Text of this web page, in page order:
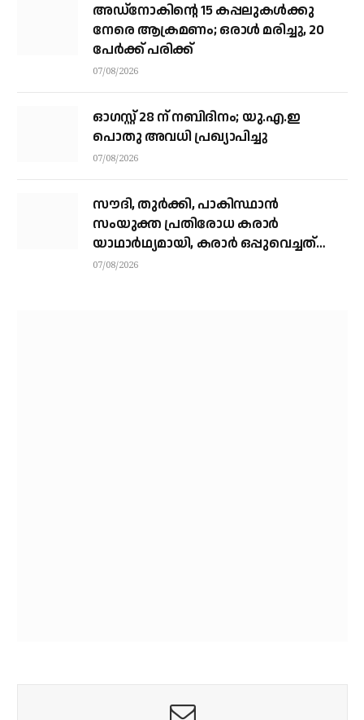
അഡ്നോകിന്റെ 15 കപ്പലുകള്‍ക്കു
നേരെ ആക്രമണം; ഒരാള്‍ മരിച്ചു, 20
പേര്‍ക്ക് പരിക്ക്
07/08/2026
ഓഗസ്റ്റ് 28 ന് നബിദിനം; യു.എ.ഇ
പൊതു അവധി പ്രഖ്യാപിച്ചു
07/08/2026
സൗദി, തുര്‍ക്കി, പാകിസ്ഥാന്‍
സംയുക്ത പ്രതിരോധ കരാര്‍
യാഥാര്‍ഥ്യമായി, കരാര്‍ ഒപ്പുവെച്ചത്
വിശുദ്ധ ഹറമിന്റെ ചാരത്ത്
07/08/2026